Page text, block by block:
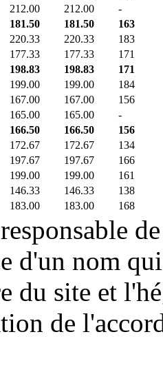
212.00 212.00
-
181.50 181.50
163
220.33 220.33
183
177.33 177.33
171
198.83 198.83
171
199.00 199.00
184
167.00 167.00
156
165.00 165.00
-
166.50 166.50
156
172.67 172.67
134
197.67 197.67
166
199.00 199.00
161
146.33 146.33
138
183.00 183.00 168
d'un nom
du site et
de